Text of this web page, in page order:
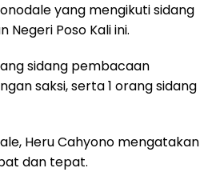
yang mengikuti sidang
Poso Kali ini.
sidang pembacaan
saksi, serta 1 orang sidang
Heru Cahyono mengatakan
dan tepat.